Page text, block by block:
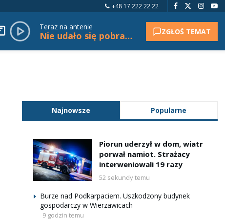
+48 17 222 22 22
Teraz na antenie
Nie udało się pobrać tytułu. ZGŁOŚ TEMAT
Najnowsze Popularne
Piorun uderzył w dom, wiatr
porwał namiot. Strażacy
interweniowali 19 razy
52 sekundy temu
Burze nad Podkarpaciem. Uszkodzony budynek
gospodarczy w Wierzawicach
9 godzin temu